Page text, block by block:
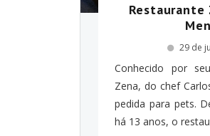
Restaurante
29 de
Conhecido por
Zena, do chef
pedida para pets.
há 13 anos, o